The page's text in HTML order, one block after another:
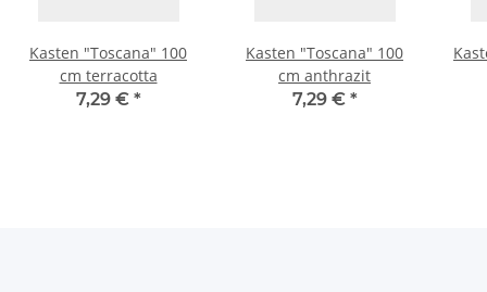
Kasten "Toscana" 100
cm terracotta
7,29 € *
Kasten "Toscana" 100
cm anthrazit
7,29 € *